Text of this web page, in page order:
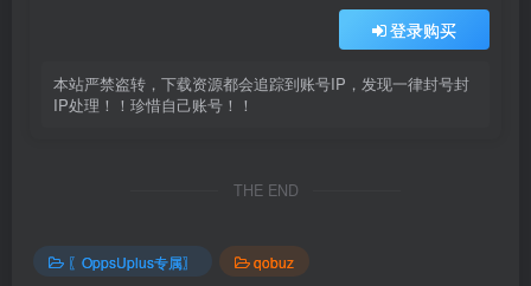
登录购买
本站严禁盗转，下载资源都会追踪到账号IP，发现一律封号封
IP处理！！珍惜自己账号！！
THE END
〖OppsUplus专属〗 qobuz